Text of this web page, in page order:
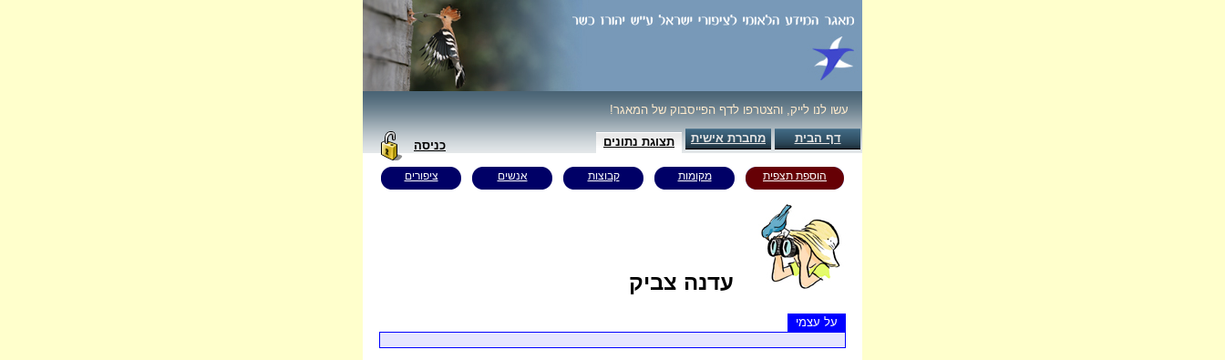
עשו לנו לייק, והצטרפו לדף הפייסבוק של המאגר!
דף הבית מחברת אישית תצוגת נתונים כניסה
הוספת תצפית מקומות קבוצות אנשים ציפורים
עדנה צביק
על עצמי